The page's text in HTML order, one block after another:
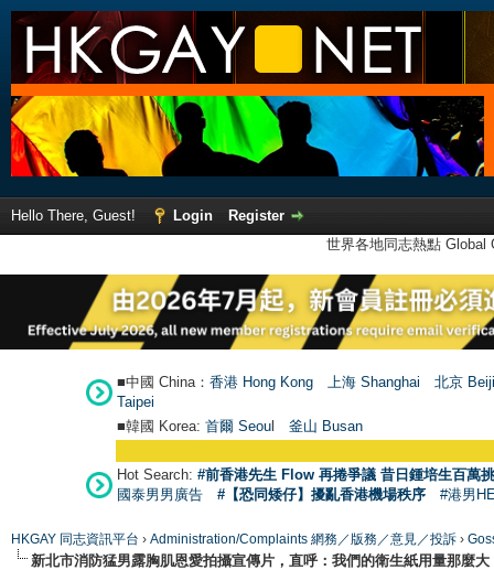
Hello There, Guest! Login
Register
世界各地同志熱點
■中國 China： 香港 Hong Kong 上海 Shanghai
北京
Taipei
■韓國 Korea: 首爾 Seoul 釜山 Busan
Hot Search: #前香港先生 Flow 再捲爭議 昔日鍾培生百萬
國泰男男廣告
#【恐同矮仔】擾亂香港機場秩序 #港男
HKGAY 同志資訊平台 › Administration/Complaints 網務／版務／意見／投訴 ›
新北市消防猛男露胸肌恩愛拍攝宣傳片，直呼：我們的衛生紙用量那麼大